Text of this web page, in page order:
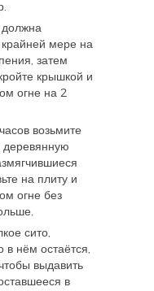
должна
крайней мере на
затем
крышкой и
огне на 2
возьмите
деревянную
на плиту и
огне без
сито,
в нём остаётся,
выдавить
в